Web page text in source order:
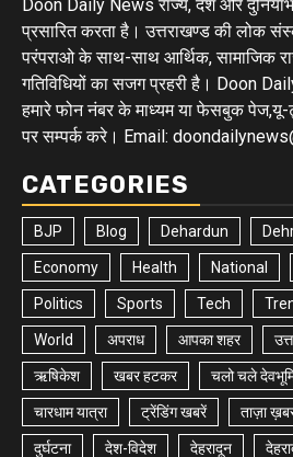
Doon Daily News राज्य, देश और
प्रसारित करता है। उत्तराखण्ड की लोक
परंपराओ के साथ-साथ आर्थिक, सामाजिक
गतिविधियों का सजग प्रहरी है। Doon
हमारे फोन नंबर के माध्यम या फेसबुक पेज,यू-
पर सम्पर्क करे। Email:
CATEGORIES
BJP Blog Dehardun
Economy Health National
Politics Sports Tech
World अपराध आपका शहर
ऋषिकेश खबर हटकर चलो चले
चारधाम यात्रा ट्रेंडिंग खबरें ताज़ा
दुर्घटना देश-विदेश देहरादून